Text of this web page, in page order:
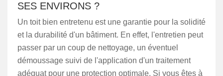
SES ENVIRONS ?
Un toit bien entretenu est une garantie pour la solidité
et la durabilité d'un bâtiment. En effet, l'entretien peut
passer par un coup de nettoyage, un éventuel
démoussage suivi de l'application d'un traitement
adéquat pour une protection optimale. Si vous êtes à